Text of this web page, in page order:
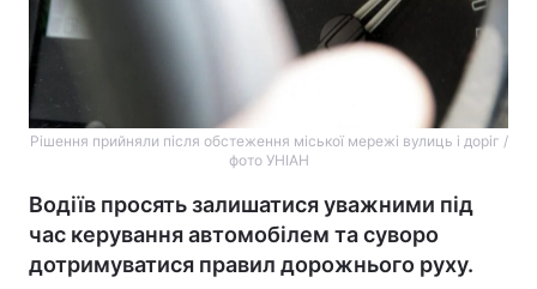
Рішення прийняли після обстеження міської мережі вулиць і доріг /
фото УНІАН
Водіїв просять залишатися уважними під
час керування автомобілем та суворо
дотримуватися правил дорожнього руху.